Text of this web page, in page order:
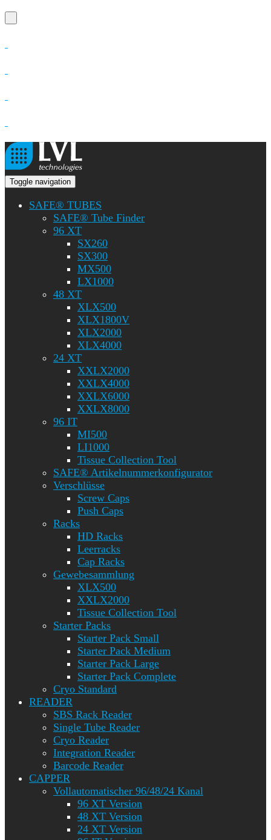
Toggle navigation
SAFE® TUBES
SAFE® Tube Finder
96 XT
SX260
SX300
MX500
LX1000
48 XT
XLX500
XLX1800V
XLX2000
XLX4000
24 XT
XXLX2000
XXLX4000
XXLX6000
XXLX8000
96 IT
MI500
LI1000
Tissue Collection Tool
SAFE® Artikelnummerkonfigurator
Verschlüsse
Screw Caps
Push Caps
Racks
HD Racks
Leerracks
Cap Racks
Gewebesammlung
XLX500
XXLX2000
Tissue Collection Tool
Starter Packs
Starter Pack Small
Starter Pack Medium
Starter Pack Large
Starter Pack Complete
Cryo Standard
READER
SBS Rack Reader
Single Tube Reader
Cryo Reader
Integration Reader
Barcode Reader
CAPPER
Vollautomatischer 96/48/24 Kanal
96 XT Version
48 XT Version
24 XT Version